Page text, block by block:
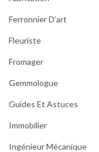
Ferronnier D’art
Fleuriste
Fromager
Gemmologue
Guides Et Astuces
Immobilier
Ingénieur Mécanique